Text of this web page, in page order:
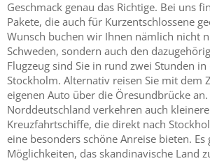
Geschmack genau das Richtige. Bei uns
Pakete, die auch für Kurzentschlossene
Wunsch buchen wir Ihnen nämlich nicht
Schweden, sondern auch den
Flugzeug sind Sie in rund zwei Stunden
Stockholm. Alternativ reisen Sie mit dem
eigenen Auto über die Öresundbrücke an.
Norddeutschland verkehren auch
Kreuzfahrtschiffe, die direkt nach
eine besonders schöne Anreise bieten. Es
Möglichkeiten, das skandinavische Land